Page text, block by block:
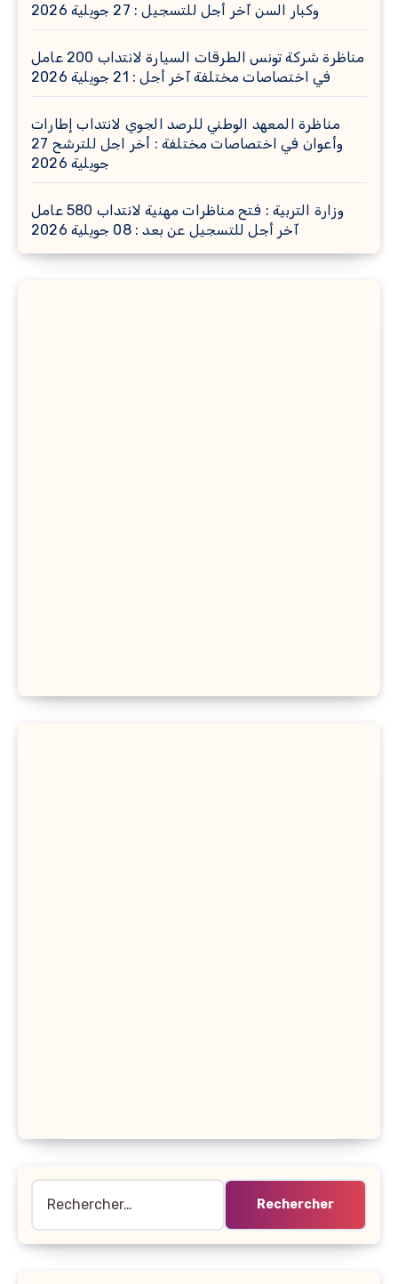
وكبار السن آخر أجل للتسجيل : 27 جويلية 2026
مناظرة شركة تونس الطرقات السيارة لانتداب 200 عامل
في اختصاصات مختلفة آخر أجل : 21 جويلية 2026
مناظرة المعهد الوطني للرصد الجوي لانتداب إطارات
وأعوان في اختصاصات مختلفة : أخر اجل للترشح 27
جويلية 2026
وزارة التربية : فتح مناظرات مهنية لانتداب 580 عامل
آخر أجل للتسجيل عن بعد : 08 جويلية 2026